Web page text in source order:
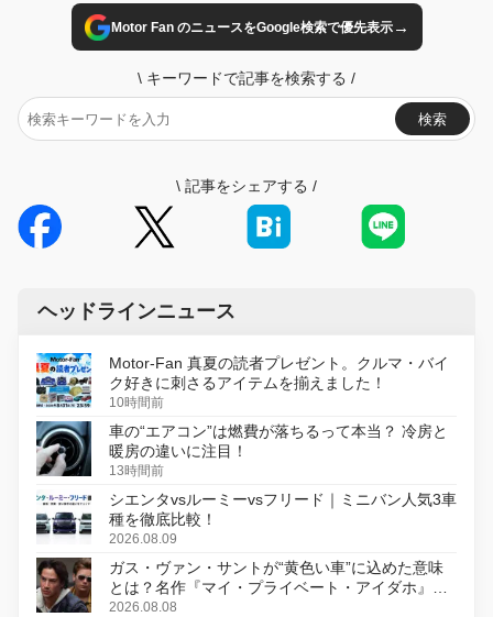
Motor Fan のニュースをGoogle検索で優先表示→
\ キーワードで記事を検索する /
検索
\ 記事をシェアする /
ヘッドラインニュース
Motor-Fan 真夏の読者プレゼント。クルマ・バイ
ク好きに刺さるアイテムを揃えました！
10時間前
車の“エアコン”は燃費が落ちるって本当？ 冷房と
暖房の違いに注目！
13時間前
シエンタvsルーミーvsフリード｜ミニバン人気3車
種を徹底比較！
2026.08.09
ガス・ヴァン・サントが“黄色い車”に込めた意味
とは？名作『マイ・プライベート・アイダホ』が
初のデジタルリマスター版で復活
2026.08.08